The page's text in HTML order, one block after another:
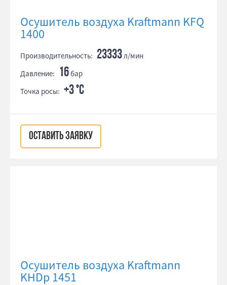
Осушитель воздуха Kraftmann KFQ
1400
Производительность: 23333л/мин
Давление: 16бар
Точка росы: +3 °С
ОСТАВИТЬ ЗАЯВКУ
Осушитель воздуха Kraftmann
KHDp 1451